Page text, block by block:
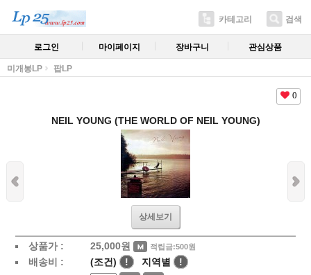
카테고리 검색
로그인 마이페이지 장바구니 관심상품
미개봉LP 팝LP
0
NEIL YOUNG (THE WORLD OF NEIL YOUNG)
상세보기
상품가 : 25,000원 적립금:500원
배송비 : (조건) ! 지역별
!